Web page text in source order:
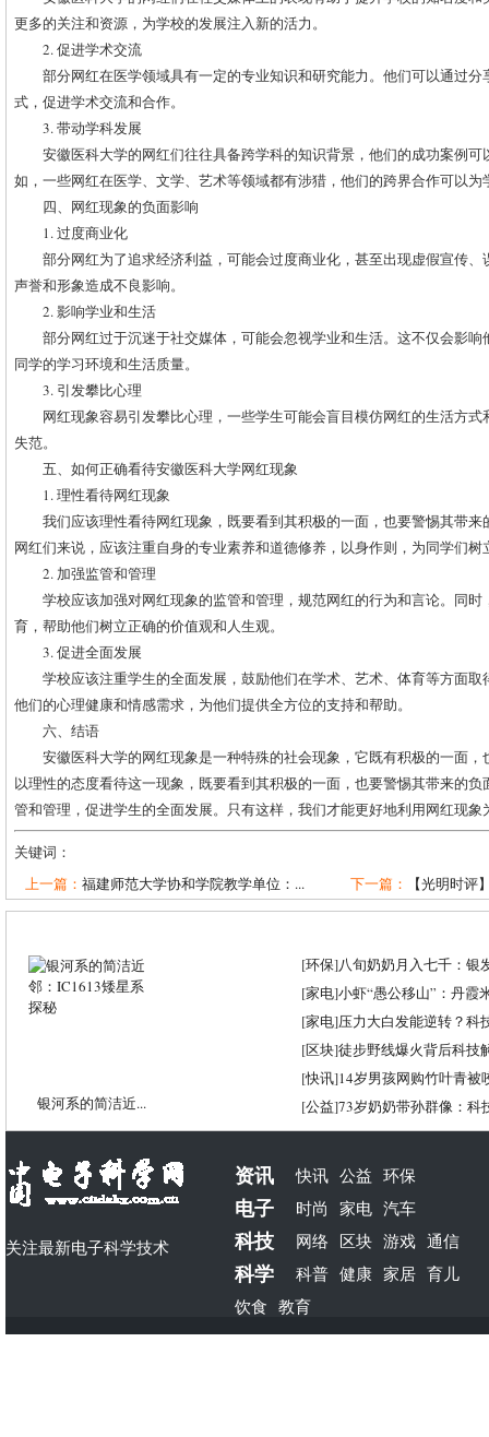
更多的关注和资源，为学校的发展注入新的活力。
2. 促进学术交流
部分网红在医学领域具有一定的专业知识和研究能力。他们可以通过
式，促进学术交流和合作。
3. 带动学科发展
安徽医科大学的网红们往往具备跨学科的知识背景，他们的成功案例
如，一些网红在医学、文学、艺术等领域都有涉猎，他们的跨界合作可以
四、网红现象的负面影响
1. 过度商业化
部分网红为了追求经济利益，可能会过度商业化，甚至出现虚假宣传
声誉和形象造成不良影响。
2. 影响学业和生活
部分网红过于沉迷于社交媒体，可能会忽视学业和生活。这不仅会影
同学的学习环境和生活质量。
3. 引发攀比心理
网红现象容易引发攀比心理，一些学生可能会盲目模仿网红的生活方
失范。
五、如何正确看待安徽医科大学网红现象
1. 理性看待网红现象
我们应该理性看待网红现象，既要看到其积极的一面，也要警惕其带
网红们来说，应该注重自身的专业素养和道德修养，以身作则，为同学们树
2. 加强监管和管理
学校应该加强对网红现象的监管和管理，规范网红的行为和言论。同
育，帮助他们树立正确的价值观和人生观。
3. 促进全面发展
学校应该注重学生的全面发展，鼓励他们在学术、艺术、体育等方面
他们的心理健康和情感需求，为他们提供全方位的支持和帮助。
六、结语
安徽医科大学的网红现象是一种特殊的社会现象，它既有积极的一面
以理性的态度看待这一现象，既要看到其积极的一面，也要警惕其带来的
管和管理，促进学生的全面发展。只有这样，我们才能更好地利用网红现
关键词：
上一篇： 福建师范大学协和学院教学单位：... 下一篇： 【光明时评
银河系的简洁近...
[环保]八旬奶奶月入七千：银
[家电]小虾“愚公移山”：丹霞
[家电]压力大白发能逆转？科
[区块]徒步野线爆火背后科技
[快讯]14岁男孩网购竹叶青被
[公益]73岁奶奶带孙群像：科
关注最新电子科学技术
资讯 快讯 公益 环保
电子 时尚 家电 汽车
科技 网络 区块 游戏 通信
科学 科普 健康 家居 育儿
饮食 教育